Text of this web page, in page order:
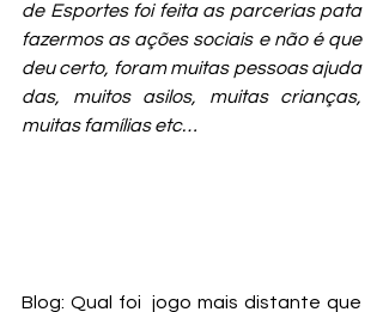
de Esportes foi feita as parcerias pata
fazermos as ações sociais e não é que
deu certo, foram muitas pessoas ajuda
das, muitos asilos, muitas crianças,
muitas famílias etc…
Blog: Qual foi  jogo mais distante que